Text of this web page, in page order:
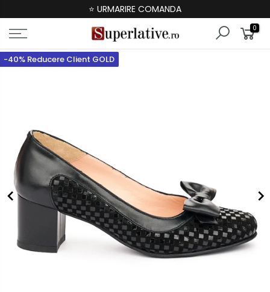
⭐ URMARIRE COMANDA
0
-40% Reducere Client GOLD